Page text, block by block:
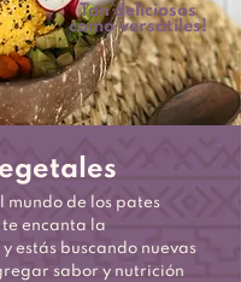
Tan deliciosos
como versátiles!
mundo de los pates
encanta la
estás buscando nuevas
sabor y nutrición